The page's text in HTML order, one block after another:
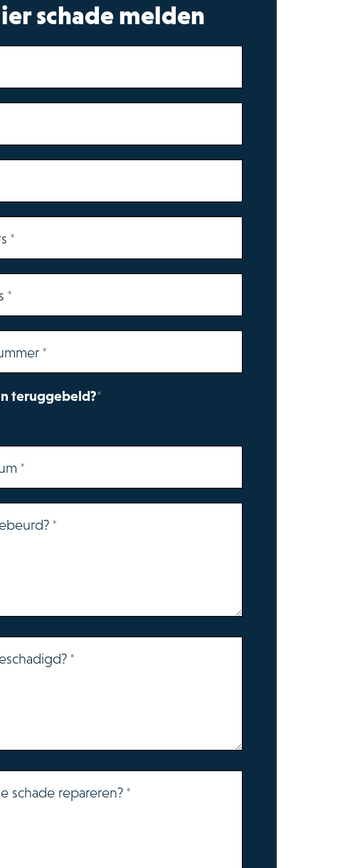
schade melden
teruggebeld?
schade repareren?